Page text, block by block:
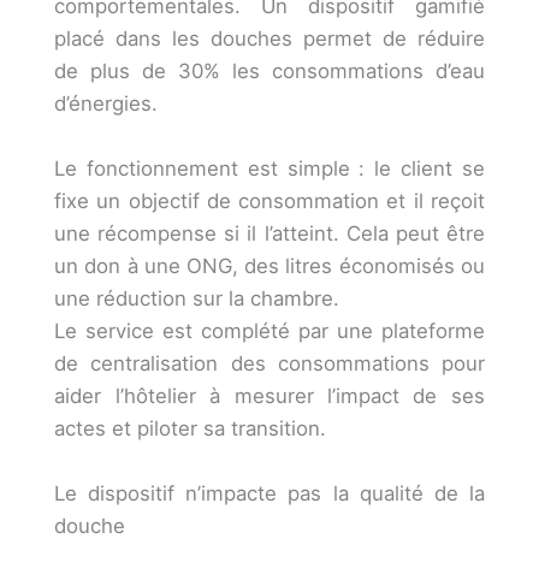
comportementales. Un dispositif gamifié
placé dans les douches permet de réduire
de plus de 30% les consommations d’eau
d’énergies.
Le fonctionnement est simple : le client se
fixe un objectif de consommation et il reçoit
une récompense si il l’atteint. Cela peut être
un don à une ONG, des litres économisés ou
une réduction sur la chambre.
Le service est complété par une plateforme
de centralisation des consommations pour
aider l’hôtelier à mesurer l’impact de ses
actes et piloter sa transition.
Le dispositif n’impacte pas la qualité de la
douche